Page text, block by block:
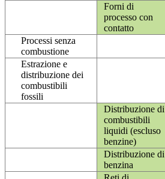
Forni di
processo con
contatto
Processi senza
combustione
Estrazione e
distribuzione dei
combustibili
fossili
Distribuzione di
combustibili
liquidi (escluso
benzine)
Distribuzione di
benzina